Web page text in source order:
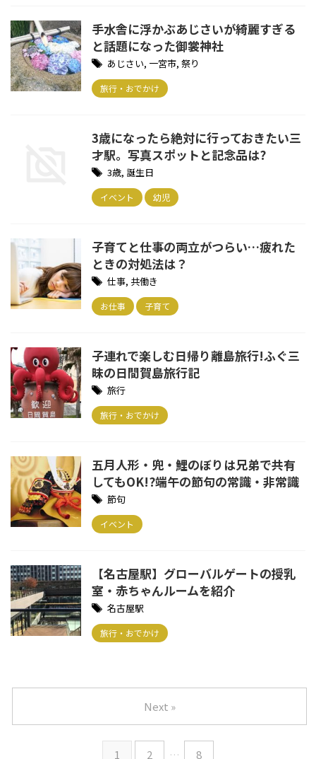
手水舎に浮かぶあじさいが綺麗すぎる
と話題になった御裳神社
あじさい, 一宮市, 祭り
旅行・おでかけ
3歳になったら絶対に行っておきたい三
才駅。写真スポットと記念品は?
3歳, 誕生日
イベント 幼児
子育てと仕事の両立がつらい…疲れた
ときの対処法は？
仕事, 共働き
お仕事 子育て
子連れで楽しむ日帰り離島旅行!ふぐ三
昧の日間賀島旅行記
旅行
旅行・おでかけ
五月人形・兜・鯉のぼりは兄弟で共有
してもOK!?端午の節句の常識・非常識
節句
イベント
【名古屋駅】グローバルゲートの授乳
室・赤ちゃんルームを紹介
名古屋駅
旅行・おでかけ
1 2 … 8
Next »